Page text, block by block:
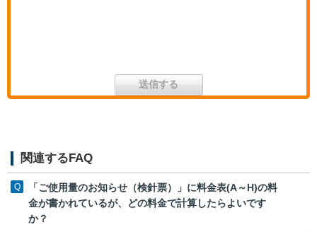
関連するFAQ
「ご使用量のお知らせ（検針票）」に料金表(A～H)の料
金が書かれているが、どの料金で計算したらよいです
か？